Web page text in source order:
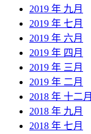
2019 年 九月
2019 年 七月
2019 年 六月
2019 年 四月
2019 年 三月
2019 年 二月
2018 年 十二月
2018 年 九月
2018 年 七月